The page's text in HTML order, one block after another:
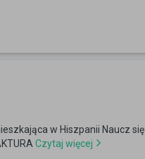
w Hiszpanii Naucz się
Czytaj więcej